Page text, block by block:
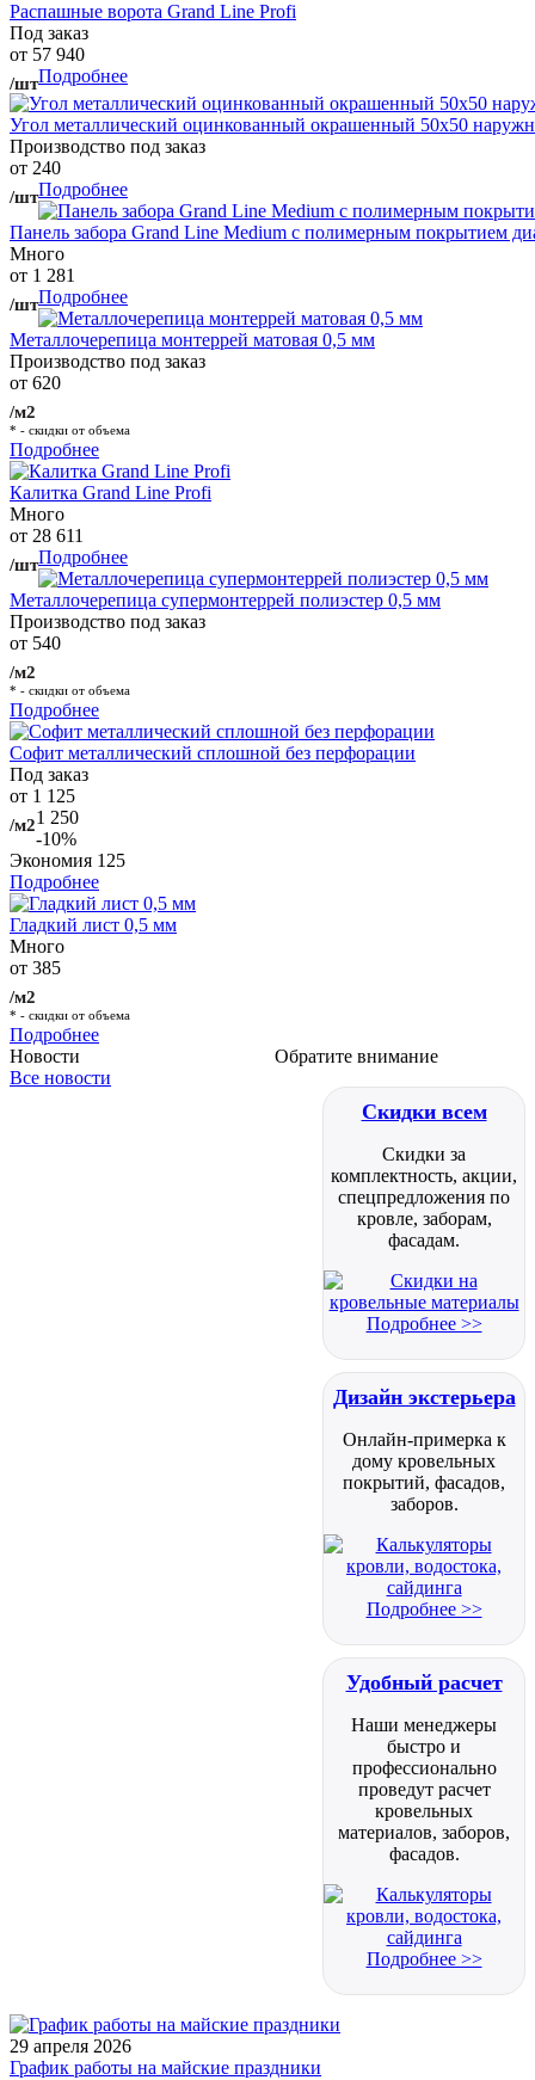
Распашные ворота Grand Line Profi
Под заказ
от 57 940
/штПодробнее
Угол металлический оцинкованный окрашенный 50х50
Производство под заказ
от 240
/штПодробнее
Панель забора Grand Line Medium с полимерным покрытием
Много
от 1 281
/штПодробнее
Металлочерепица монтеррей матовая 0,5 мм
Производство под заказ
от 620
/м2
* - скидки от объема
Подробнее
Калитка Grand Line Profi
Много
от 28 611
/штПодробнее
Металлочерепица супермонтеррей полиэстер 0,5 мм
Производство под заказ
от 540
/м2
* - скидки от объема
Подробнее
Софит металлический сплошной без перфорации
Под заказ
от 1 125
/м21 250
-10%
Экономия 125
Подробнее
Гладкий лист 0,5 мм
Много
от 385
/м2
* - скидки от объема
Подробнее
Обратите внимание
Скидки всем
Скидки за
комплектность, акции,
спецпредложения по
кровле, заборам,
фасадам.
Подробнее >>
Дизайн экстерьера
Онлайн-примерка к
дому кровельных
покрытий, фасадов,
заборов.
Подробнее >>
Удобный расчет
Наши менеджеры
быстро и
профессионально
проведут расчет
кровельных
материалов, заборов,
фасадов.
Подробнее >>
Новости
Все новости
29 апреля 2026
График работы на майские праздники